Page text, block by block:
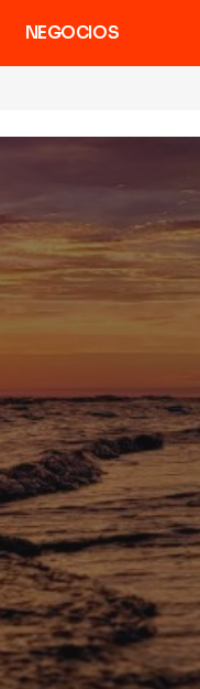
NEGOCIOS